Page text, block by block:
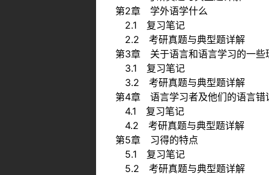
第2章 学外语学什么
2.1 复习笔记
2.2 考研真题与典型题详解
第3章 关于语言和语言学习的一些
3.1 复习笔记
3.2 考研真题与典型题详解
第4章 语言学习者及他们的语言错
4.1 复习笔记
4.2 考研真题与典型题详解
第5章 习得的特点
5.1 复习笔记
5.2 考研真题与典型题详解